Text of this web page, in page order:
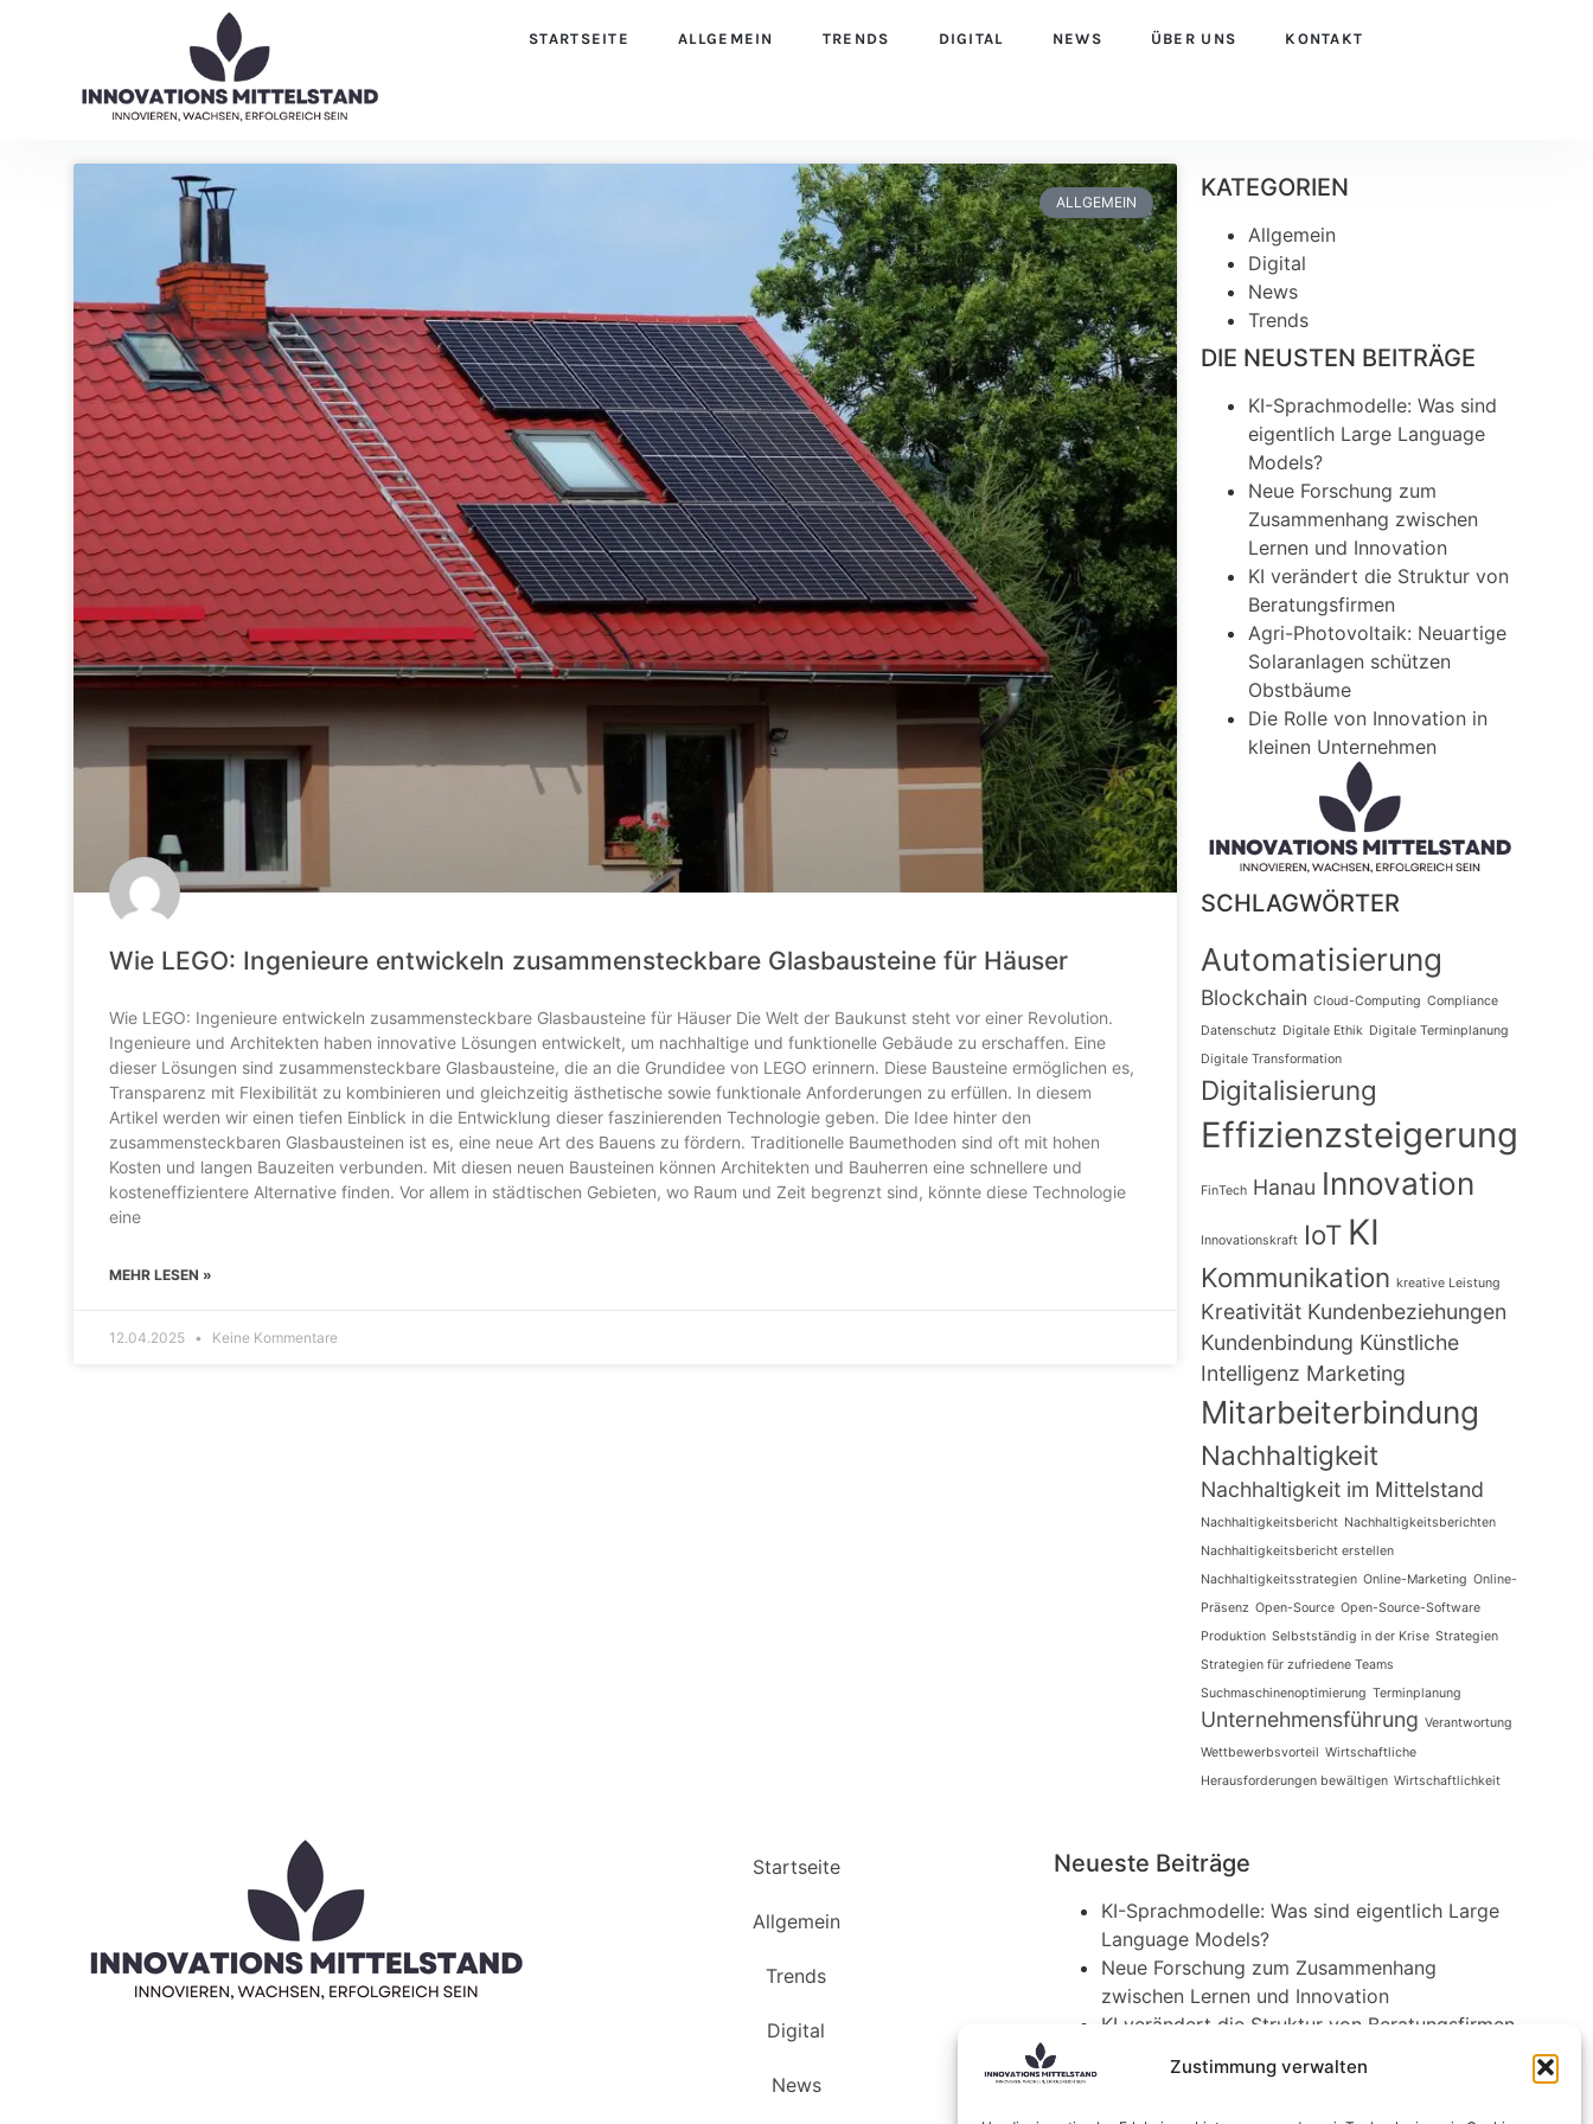
Zustimmung verwalten
STARTSEITE ALLGEMEIN TRENDS DIGITAL NEWS ÜBER UNS KONTAKT
ALLGEMEIN
Wie LEGO: Ingenieure entwickeln zusammensteckbare Glasbausteine für Häuser
Wie LEGO: Ingenieure entwickeln zusammensteckbare Glasbausteine für Häuser Die Welt der Baukunst steht vor einer Revolution.
Ingenieure und Architekten haben innovative Lösungen entwickelt, um nachhaltige und funktionelle Gebäude zu erschaffen. Eine
dieser Lösungen sind zusammensteckbare Glasbausteine, die an die Grundidee von LEGO erinnern. Diese Bausteine ermöglichen es,
Transparenz mit Flexibilität zu kombinieren und gleichzeitig ästhetische sowie funktionale Anforderungen zu erfüllen. In diesem
Artikel werden wir einen tiefen Einblick in die Entwicklung dieser faszinierenden Technologie geben. Die Idee hinter den
zusammensteckbaren Glasbausteinen ist es, eine neue Art des Bauens zu fördern. Traditionelle Baumethoden sind oft mit hohen
Kosten und langen Bauzeiten verbunden. Mit diesen neuen Bausteinen können Architekten und Bauherren eine schnellere und
kosteneffizientere Alternative finden. Vor allem in städtischen Gebieten, wo Raum und Zeit begrenzt sind, könnte diese Technologie
eine
MEHR LESEN »
12.04.2025 Keine Kommentare
KATEGORIEN
Allgemein
Digital
News
Trends
DIE NEUSTEN BEITRÄGE
KI-Sprachmodelle: Was sind
eigentlich Large Language
Models?
Neue Forschung zum
Zusammenhang zwischen
Lernen und Innovation
KI verändert die Struktur von
Beratungsfirmen
Agri-Photovoltaik: Neuartige
Solaranlagen schützen
Obstbäume
Die Rolle von Innovation in
kleinen Unternehmen
SCHLAGWÖRTER
Automatisierung
Blockchain Cloud-Computing Compliance
Datenschutz Digitale Ethik Digitale Terminplanung
Digitale Transformation
Digitalisierung
Effizienzsteigerung
FinTech Hanau Innovation
Innovationskraft IoT KI
Kommunikation kreative Leistung
Kreativität Kundenbeziehungen
Kundenbindung Künstliche
Intelligenz Marketing
Mitarbeiterbindung
Nachhaltigkeit
Nachhaltigkeit im Mittelstand
Nachhaltigkeitsbericht Nachhaltigkeitsberichten
Nachhaltigkeitsbericht erstellen
Nachhaltigkeitsstrategien Online-Marketing Online-
Präsenz Open-Source Open-Source-Software
Produktion Selbstständig in der Krise Strategien
Strategien für zufriedene Teams
Suchmaschinenoptimierung Terminplanung
Unternehmensführung Verantwortung
Wettbewerbsvorteil Wirtschaftliche
Herausforderungen bewältigen Wirtschaftlichkeit
Startseite
Allgemein
Trends
Digital
News
Neueste Beiträge
KI-Sprachmodelle: Was sind eigentlich Large
Language Models?
Neue Forschung zum Zusammenhang
zwischen Lernen und Innovation
KI verändert die Struktur von Beratungsfirmen
schützen Obstbäume